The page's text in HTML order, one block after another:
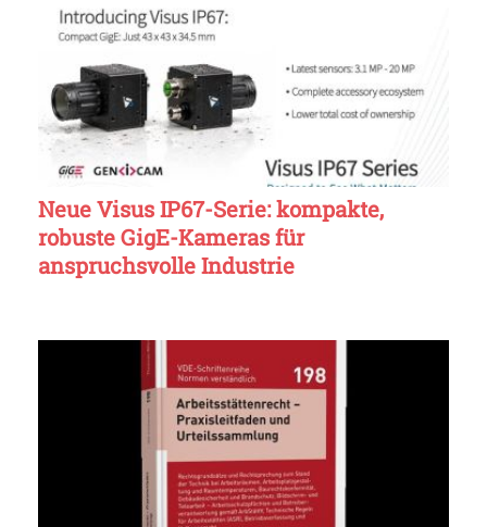
Neue Visus IP67-Serie: kompakte,
robuste GigE-Kameras für
anspruchsvolle Industrie